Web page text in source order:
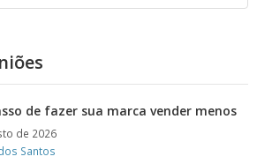
de fazer sua marca vender menos
de 2026
Santos